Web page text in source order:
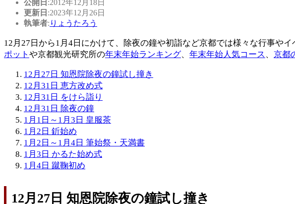
公開日 :2012年12月18日
更新日 :2023年12月26日
執筆者: りょうたろう
12月27日から1月4日にかけて、除夜の鐘や初詣など京都では様々な行事や
ポット や京都観光研究所の年末年始ランキング、 年末年始人気コース 、 京都
12月27日 知恩院除夜の鐘試し撞き
12月31日 恵方改め式
12月31日 をけら詣り
12月31日 除夜の鐘
1月1日～1月3日 皇服茶
1月2日 釿始め
1月2日～1月4日 筆始祭・天満書
1月3日 かるた始め式
1月4日 蹴鞠初め
12月27日 知恩院除夜の鐘試し撞き